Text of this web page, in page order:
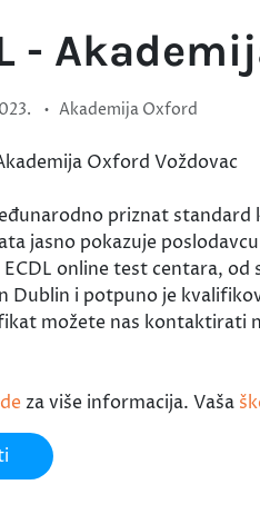
-
• Akademija Oxford
priznat
jasno pokazuje
online test centara, od
Dublin i potpuno je
možete nas kontaktirati
za više informacija. Vaša